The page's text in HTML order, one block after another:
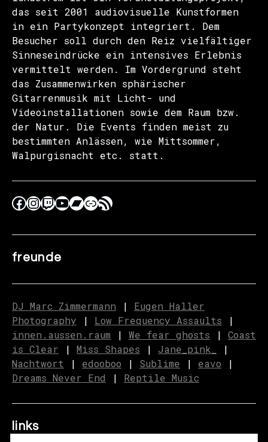
das seit 2001 audiovisuelle Kunstformen
in ein Partykonzept integriert. Dem
Besucher soll durch den Reiz vielfältiger
Sinneseindrücke ein intensives Erlebnis
vermittelt werden. Im Vordergrund steht
das Zusammenwirken sphärischer
Gitarrenmusik mit Licht- und
Videoinstallationen sowie dem Raum bzw.
der Natur. Die Events finden meist zu
bestimmten Anlässen, wie Mittsommer,
Walpurgisnacht etc. statt.
freunde
DJ Marc Zimmermann | Eugen Haller
Photography | Low Frequency Assaults |
innen.aussen.raum | We fear ghosts | Coast
is Clear | Miss Shapes | Jane_pink_
|
Nachtwort | edooboo | Sublime | eavo |
Dreams Never End | Reptile Music
links